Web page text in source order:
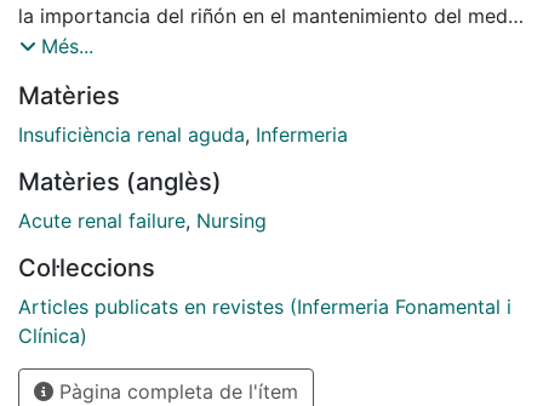
la importancia del riñón en el mantenimiento del medio
extracelular, la disminución aguda de la función renal
sistemas orgánicos. Los síntomas de presentación,
curso clínico y complicaciones son manifestaciones de
Més...
Matèries
Insuficiència renal aguda, Infermeria
Matèries (anglès)
Acute renal failure, Nursing
Col·leccions
Articles publicats en revistes (Infermeria Fonamental i
Clínica)
Pàgina completa de l'ítem